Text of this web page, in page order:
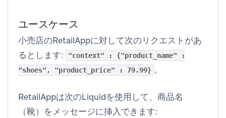
ユースケース
小売店のRetailAppに対して次のリクエストがあ
るとします:
"context" : {"product_name" :
"shoes", "product_price" : 79.99} 。
RetailAppは次のLiquidを使用して、商品名
（靴）をメッセージに挿入できます: